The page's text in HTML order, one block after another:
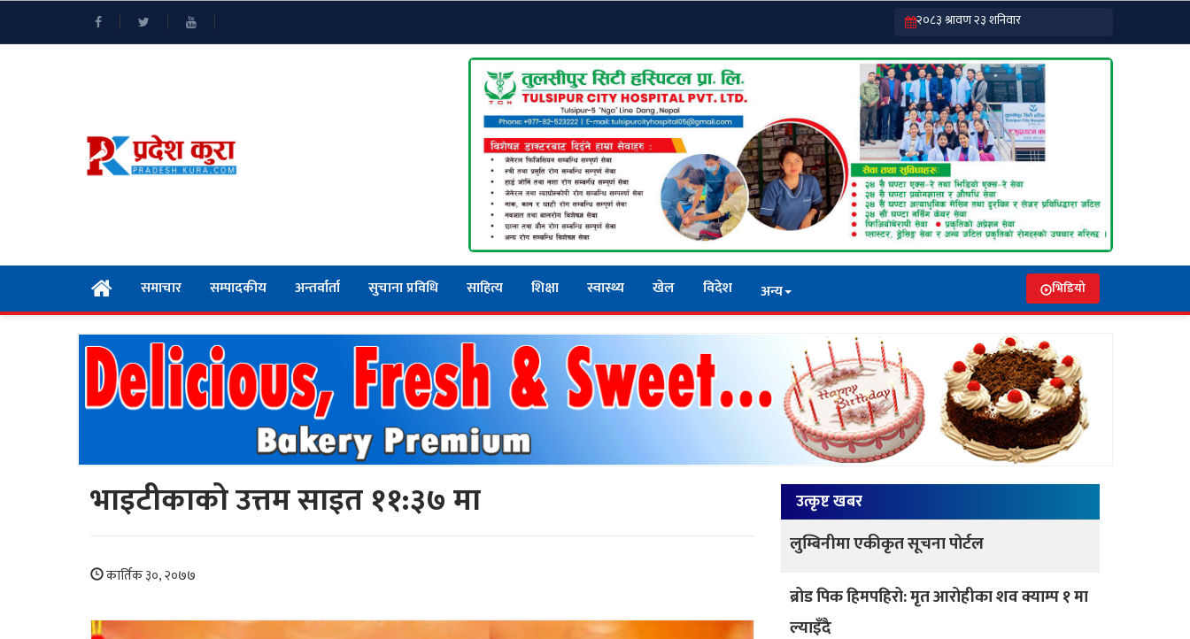
समाचार सम्पादकीय अन्तर्वार्ता सुचाना प्रविधि साहित्य शिक्षा स्वास्थ्य खेल विदेश अन्य भिडियो
भाइटीकाको उत्तम साइत ११:३७ मा
कार्तिक ३०, २०७७
उत्कृष्ट खबर
लुम्बिनीमा एकीकृत सूचना पोर्टल
ब्रोड पिक हिमपहिरो: मृत आरोहीका शव क्याम्प १ मा
ल्याइँदै